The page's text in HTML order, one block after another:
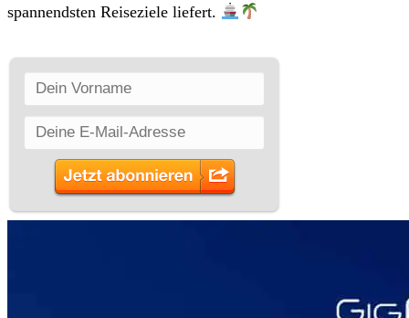
spannendsten Reiseziele liefert.